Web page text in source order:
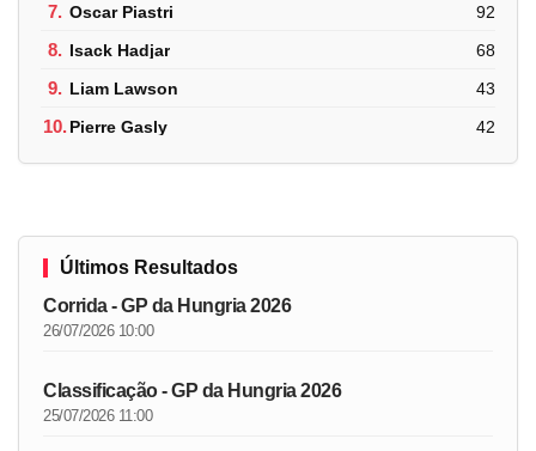
7. Oscar Piastri 92
8. Isack Hadjar 68
9. Liam Lawson 43
10.Pierre Gasly 42
Últimos Resultados
Corrida - GP da Hungria 2026
26/07/2026 10:00
Classificação - GP da Hungria 2026
25/07/2026 11:00